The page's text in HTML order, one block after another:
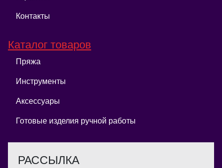
Контакты
Каталог товаров
Пряжа
Инструменты
Аксессуары
Готовые изделия ручной работы
РАССЫЛКА